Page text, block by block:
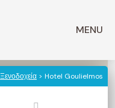
MENU
Ξενοδοχεία > Hotel Goulielmos